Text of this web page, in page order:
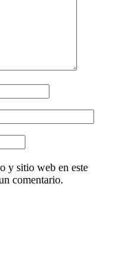
y sitio web en este
comentario.